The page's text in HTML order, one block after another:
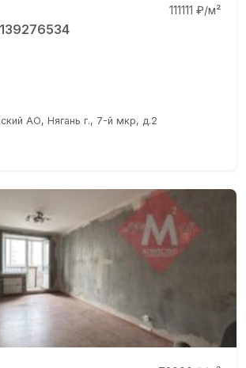
111111 ₽/м²
АО, Нягань г., 7-й мкр, д.2